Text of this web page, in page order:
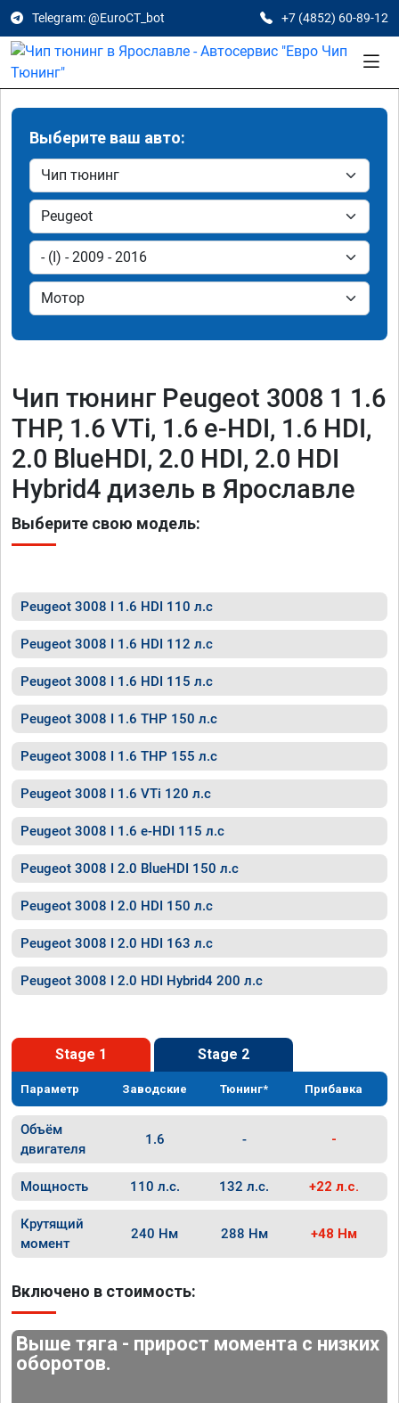
Telegram: @EuroCT_bot +7 (4852) 60-89-12
Выберите ваш авто:
Чип тюнинг Peugeot 3008 1 1.6
THP, 1.6 VTi, 1.6 e-HDI, 1.6 HDI,
2.0 BlueHDI, 2.0 HDI, 2.0 HDI
Hybrid4 дизель в Ярославле
Выберите свою модель:
Peugeot 3008 I 1.6 HDI 110 л.с
Peugeot 3008 I 1.6 HDI 112 л.с
Peugeot 3008 I 1.6 HDI 115 л.с
Peugeot 3008 I 1.6 THP 150 л.с
Peugeot 3008 I 1.6 THP 155 л.с
Peugeot 3008 I 1.6 VTi 120 л.с
Peugeot 3008 I 1.6 e-HDI 115 л.с
Peugeot 3008 I 2.0 BlueHDI 150 л.с
Peugeot 3008 I 2.0 HDI 150 л.с
Peugeot 3008 I 2.0 HDI 163 л.с
Peugeot 3008 I 2.0 HDI Hybrid4 200 л.с
Stage 1 Stage 2
Параметр Заводские Тюнинг* Прибавка
Объём
двигателя
1.6 - -
Мощность 110 л.с. 132 л.с. +22 л.с.
Крутящий
момент
240 Нм 288 Нм +48 Нм
Включено в стоимость:
Выше тяга - прирост момента с низких
оборотов.